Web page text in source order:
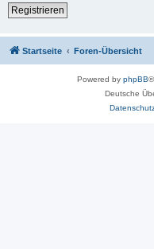
Registrieren
Startseite Foren-Übersicht
Powered by phpBB
Deutsche